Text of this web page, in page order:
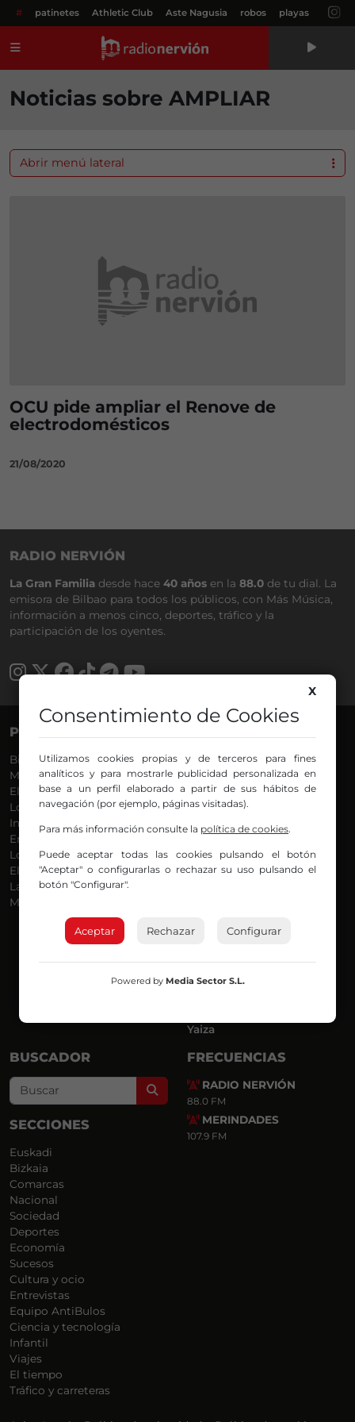
# patinetes Athletic Club Aste Nagusia robos playas
Noticias sobre AMPLIAR
OCU pide ampliar el Renove de
electrodomésticos
21/08/2020
Abrir menú lateral
RADIO NERVIÓN
La Gran Familia desde hace 40 años en la 88.0 de tu dial. La
emisora de Bilbao para todos los públicos, con Más Música,
información a menos cinco, deportes, tráfico y la
participación de los oyentes.
PROGRAMAS
Bilbosport
Más Música
El Madrugador
Lo Más Nuevo
Informativos
En Ruta
Locos por la Música
El Supermadrugador
La Mañana de Radio Nervión
Más Madrugada
Agurtzane
Belén Ollero
Dani
Eduardo
Eva Argote
Endika
Iker
Iñigo
Joseba
Mar y Cielo
Miguel Ángel
Yaiza
BUSCADOR
Search
SECCIONES
Euskadi
Bizkaia
Comarcas
Nacional
Sociedad
Deportes
Economía
Sucesos
Cultura y ocio
Entrevistas
Equipo AntiBulos
Ciencia y tecnología
Infantil
Viajes
El tiempo
Tráfico y carreteras
FRECUENCIAS
RADIO NERVIÓN
88.0 FM
MERINDADES
107.9 FM
X
Consentimiento de Cookies
Utilizamos cookies propias y de terceros para fines
analíticos y para mostrarle publicidad personalizada en
base a un perfil elaborado a partir de sus hábitos de
navegación (por ejemplo, páginas visitadas).
Para más información consulte la política de cookies.
Puede aceptar todas las cookies pulsando el botón
"Aceptar" o configurarlas o rechazar su uso pulsando el
botón "Configurar".
Aceptar Rechazar Configurar
Powered by Media Sector S.L.